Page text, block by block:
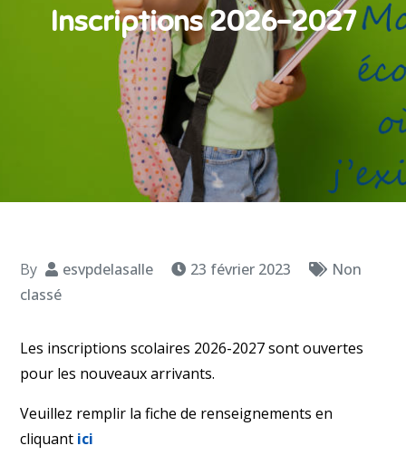
Inscriptions 2026-2027
By esvpdelasalle 23 février 2023
Non
classé
Les inscriptions scolaires 2026-2027 sont ouvertes
pour les nouveaux arrivants.
Veuillez remplir la fiche de renseignements en
cliquant ici